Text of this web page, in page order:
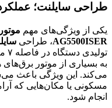
طراحی سایلنت؛
یکی از ویژگی‌های مهم
AG5500ISER، طراحی
تولیدی دستگاه در فاصله ۷ متری حدود
به بسیاری از موتور
می‌کند. این ویژگی باعث
مسکونی یا مکان‌هایی که
انجام شود.